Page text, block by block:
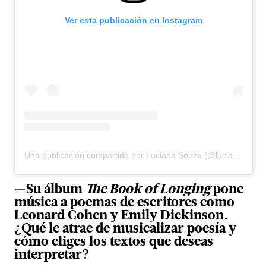
Ver esta publicación en Instagram
—Su álbum The Book of Longingpone
música a poemas de escritores como
Leonard Cohen y Emily Dickinson.
¿Qué le atrae de musicalizar poesíay
cómo eliges los textos que deseas
interpretar?